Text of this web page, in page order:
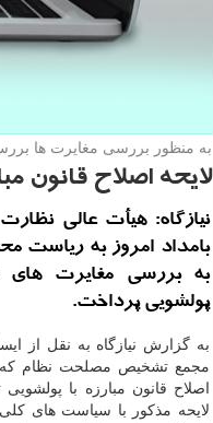
به منظور بررسی مغایرت ها
لایحه اصلاح
نیازگاه: هیأت عالی
بامداد امروز به ریاست
به بررسی مغایرت های
پولشویی پرداخت.
به گزارش نیازگاه به نقل از
مجمع تشخیص مصلحت نظام كه
اصلاح قانون مبارزه با
لایحه مذكور با سیاست های